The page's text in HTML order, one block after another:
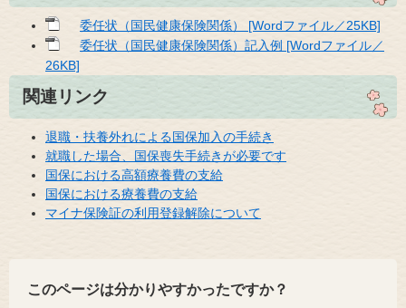
委任状（国民健康保険関係） [Wordファイル／25KB]
委任状（国民健康保険関係）記入例 [Wordファイル／
26KB]
関連リンク
退職・扶養外れによる国保加入の手続き
就職した場合、国保喪失手続きが必要です
国保における高額療養費の支給
国保における療養費の支給
マイナ保険証の利用登録解除について
このページは分かりやすかったですか？